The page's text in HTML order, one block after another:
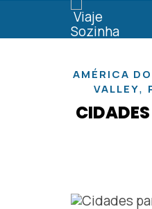
AMÉRICA
VALLEY,